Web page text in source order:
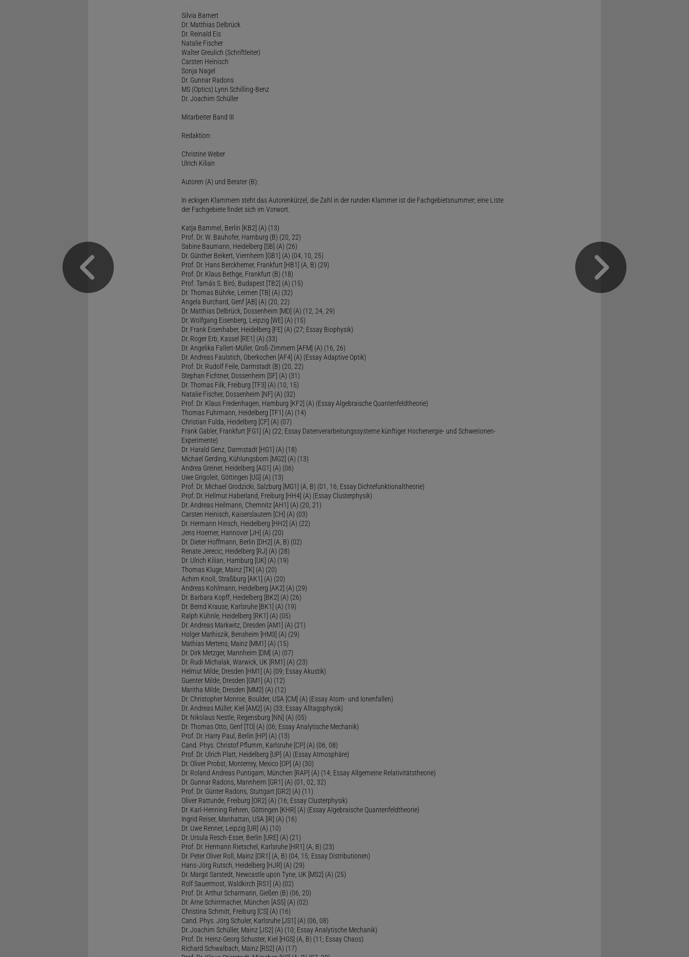
Silvia Barnert
Dr. Matthias Delbrück
Dr. Reinald Eis
Natalie Fischer
Walter Greulich (Schriftleiter)
Carsten Heinisch
Sonja Nagel
Dr. Gunnar Radons
MS (Optics) Lynn Schilling-Benz
Dr. Joachim Schüller
Mitarbeiter Band III
Redaktion:
Christine Weber
Ulrich Kilian
Autoren (A) und Berater (B):
In eckigen Klammern steht das Autorenkürzel, die Zahl in der runden Klammer ist die Fachgebietsnummer; eine Liste
der Fachgebiete findet sich im Vorwort.
Katja Bammel, Berlin [KB2] (A) (13)
Prof. Dr. W. Bauhofer, Hamburg (B) (20, 22)
Sabine Baumann, Heidelberg [SB] (A) (26)
Dr. Günther Beikert, Viernheim [GB1] (A) (04, 10, 25)
Prof. Dr. Hans Berckhemer, Frankfurt [HB1] (A, B) (29)
Prof. Dr. Klaus Bethge, Frankfurt (B) (18)
Prof. Tamás S. Biró, Budapest [TB2] (A) (15)
Dr. Thomas Bührke, Leimen [TB] (A) (32)
Angela Burchard, Genf [AB] (A) (20, 22)
Dr. Matthias Delbrück, Dossenheim [MD] (A) (12, 24, 29)
Dr. Wolfgang Eisenberg, Leipzig [WE] (A) (15)
Dr. Frank Eisenhaber, Heidelberg [FE] (A) (27; Essay Biophysik)
Dr. Roger Erb, Kassel [RE1] (A) (33)
Dr. Angelika Fallert-Müller, Groß-Zimmern [AFM] (A) (16, 26)
Dr. Andreas Faulstich, Oberkochen [AF4] (A) (Essay Adaptive Optik)
Prof. Dr. Rudolf Feile, Darmstadt (B) (20, 22)
Stephan Fichtner, Dossenheim [SF] (A) (31)
Dr. Thomas Filk, Freiburg [TF3] (A) (10, 15)
Natalie Fischer, Dossenheim [NF] (A) (32)
Prof. Dr. Klaus Fredenhagen, Hamburg [KF2] (A) (Essay Algebraische Quantenfeldtheorie)
Thomas Fuhrmann, Heidelberg [TF1] (A) (14)
Christian Fulda, Heidelberg [CF] (A) (07)
Frank Gabler, Frankfurt [FG1] (A) (22; Essay Datenverarbeitungssysteme künftiger Hochenergie- und Schwerionen-
Experimente)
Dr. Harald Genz, Darmstadt [HG1] (A) (18)
Michael Gerding, Kühlungsborn [MG2] (A) (13)
Andrea Greiner, Heidelberg [AG1] (A) (06)
Uwe Grigoleit, Göttingen [UG] (A) (13)
Prof. Dr. Michael Grodzicki, Salzburg [MG1] (A, B) (01, 16; Essay Dichtefunktionaltheorie)
Prof. Dr. Hellmut Haberland, Freiburg [HH4] (A) (Essay Clusterphysik)
Dr. Andreas Heilmann, Chemnitz [AH1] (A) (20, 21)
Carsten Heinisch, Kaiserslautern [CH] (A) (03)
Dr. Hermann Hinsch, Heidelberg [HH2] (A) (22)
Jens Hoerner, Hannover [JH] (A) (20)
Dr. Dieter Hoffmann, Berlin [DH2] (A, B) (02)
Renate Jerecic, Heidelberg [RJ] (A) (28)
Dr. Ulrich Kilian, Hamburg [UK] (A) (19)
Thomas Kluge, Mainz [TK] (A) (20)
Achim Knoll, Straßburg [AK1] (A) (20)
Andreas Kohlmann, Heidelberg [AK2] (A) (29)
Dr. Barbara Kopff, Heidelberg [BK2] (A) (26)
Dr. Bernd Krause, Karlsruhe [BK1] (A) (19)
Ralph Kühnle, Heidelberg [RK1] (A) (05)
Dr. Andreas Markwitz, Dresden [AM1] (A) (21)
Holger Mathiszik, Bensheim [HM3] (A) (29)
Mathias Mertens, Mainz [MM1] (A) (15)
Dr. Dirk Metzger, Mannheim [DM] (A) (07)
Dr. Rudi Michalak, Warwick, UK [RM1] (A) (23)
Helmut Milde, Dresden [HM1] (A) (09; Essay Akustik)
Guenter Milde, Dresden [GM1] (A) (12)
Maritha Milde, Dresden [MM2] (A) (12)
Dr. Christopher Monroe, Boulder, USA [CM] (A) (Essay Atom- und Ionenfallen)
Dr. Andreas Müller, Kiel [AM2] (A) (33; Essay Alltagsphysik)
Dr. Nikolaus Nestle, Regensburg [NN] (A) (05)
Dr. Thomas Otto, Genf [TO] (A) (06; Essay Analytische Mechanik)
Prof. Dr. Harry Paul, Berlin [HP] (A) (13)
Cand. Phys. Christof Pflumm, Karlsruhe [CP] (A) (06, 08)
Prof. Dr. Ulrich Platt, Heidelberg [UP] (A) (Essay Atmosphäre)
Dr. Oliver Probst, Monterrey, Mexico [OP] (A) (30)
Dr. Roland Andreas Puntigam, München [RAP] (A) (14; Essay Allgemeine Relativitätstheorie)
Dr. Gunnar Radons, Mannheim [GR1] (A) (01, 02, 32)
Prof. Dr. Günter Radons, Stuttgart [GR2] (A) (11)
Oliver Rattunde, Freiburg [OR2] (A) (16; Essay Clusterphysik)
Dr. Karl-Henning Rehren, Göttingen [KHR] (A) (Essay Algebraische Quantenfeldtheorie)
Ingrid Reiser, Manhattan, USA [IR] (A) (16)
Dr. Uwe Renner, Leipzig [UR] (A) (10)
Dr. Ursula Resch-Esser, Berlin [URE] (A) (21)
Prof. Dr. Hermann Rietschel, Karlsruhe [HR1] (A, B) (23)
Dr. Peter Oliver Roll, Mainz [OR1] (A, B) (04, 15; Essay Distributionen)
Hans-Jörg Rutsch, Heidelberg [HJR] (A) (29)
Dr. Margit Sarstedt, Newcastle upon Tyne, UK [MS2] (A) (25)
Rolf Sauermost, Waldkirch [RS1] (A) (02)
Prof. Dr. Arthur Scharmann, Gießen (B) (06, 20)
Dr. Arne Schirrmacher, München [AS5] (A) (02)
Christina Schmitt, Freiburg [CS] (A) (16)
Cand. Phys. Jörg Schuler, Karlsruhe [JS1] (A) (06, 08)
Dr. Joachim Schüller, Mainz [JS2] (A) (10; Essay Analytische Mechanik)
Prof. Dr. Heinz-Georg Schuster, Kiel [HGS] (A, B) (11; Essay Chaos)
Richard Schwalbach, Mainz [RS2] (A) (17)